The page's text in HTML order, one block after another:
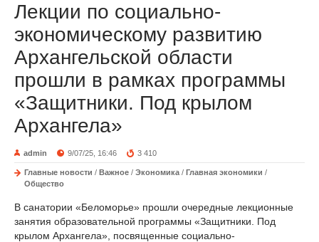
Лекции по социально-
экономическому развитию
Архангельской области
прошли в рамках программы
«Защитники. Под крылом
Архангела»
admin 9/07/25, 16:46 3 410
Главные новости / Важное / Экономика / Главная экономики /
Общество
В санатории «Беломорье» прошли очередные лекционные
занятия образовательной программы «Защитники. Под
крылом Архангела», посвященные социально-